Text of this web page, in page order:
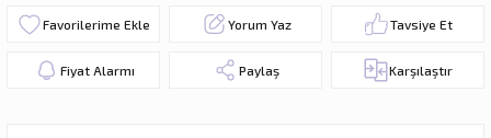
Yorum Yaz Tavsiye Et
Fiyat Alarmı Paylaş Karşılaştır